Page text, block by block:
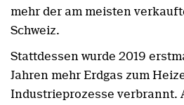
mehr der am meisten
Schweiz.
Stattdessen wurde 2019
Jahren mehr Erdgas zum
Industrieprozesse verbrannt.